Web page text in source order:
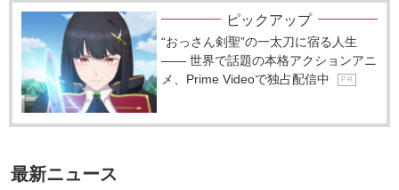
ピックアップ
“おっさん剣聖”の一太刀に宿る人生
―― 世界で話題の本格アクションアニ
メ、Prime Videoで独占配信中
P R
最新ニュース